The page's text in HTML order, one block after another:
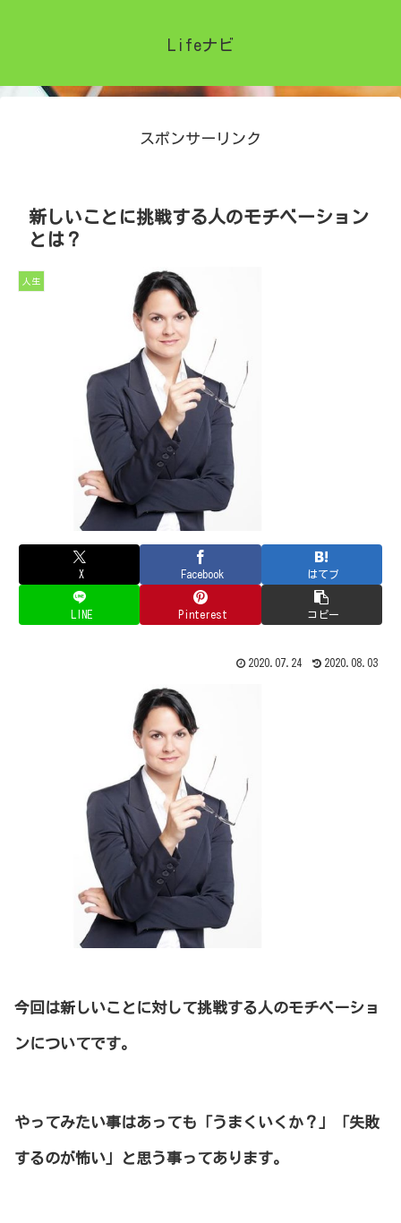
Lifeナビ
スポンサーリンク
新しいことに挑戦する人のモチベーション
とは？
人生
X Facebook はてブ
LINE Pinterest コピー
2020.07.24 2020.08.03
今回は新しいことに対して挑戦する人のモチベーショ
ンについてです。
やってみたい事はあっても「うまくいくか？」「失敗
するのが怖い」と思う事ってあります。